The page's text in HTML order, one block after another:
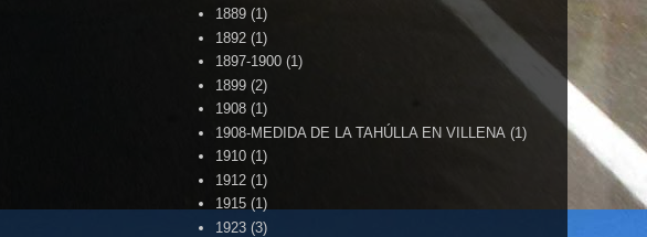
1889 (1)
1892 (1)
1897-1900 (1)
1899 (2)
1908 (1)
1908-MEDIDA DE LA TAHÚLLA EN VILLENA (1)
1910 (1)
1912 (1)
1915 (1)
1923 (3)